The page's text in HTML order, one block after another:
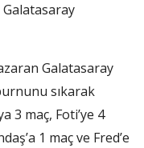
Galatasaray
Galatasaray
sıkarak
3 maç, Foti’ye 4
1 maç ve Fred’e